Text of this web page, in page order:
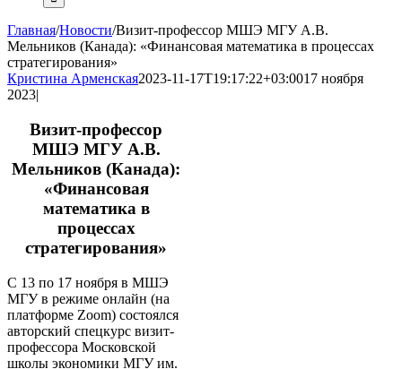
Главная/Новости/Визит-профессор МШЭ МГУ А.В.
Мельников (Канада): «Финансовая математика в процессах
стратегирования»
Кристина Арменская2023-11-17T19:17:22+03:0017 ноября
2023|
Визит-профессор
МШЭ МГУ А.В.
Мельников (Канада):
«Финансовая
математика в
процессах
стратегирования»
С 13 по 17 ноября в МШЭ
МГУ в режиме онлайн (на
платформе Zoom) состоялся
авторский спецкурс визит-
профессора Московской
школы экономики МГУ им.